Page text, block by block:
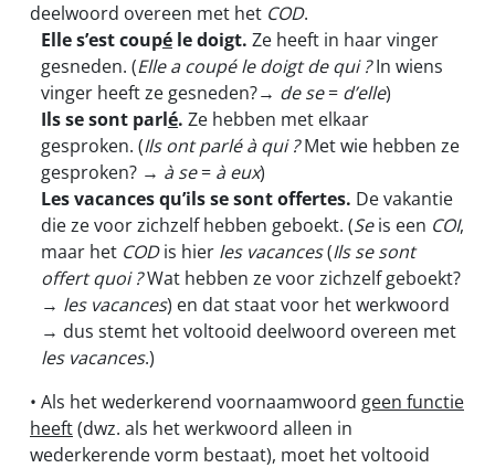
deelwoord overeen met het COD.
Elle s’est coupé le doigt. Ze heeft in haar vinger
gesneden. (Elle a coupé le doigt de qui ?In wiens
vinger heeft ze gesneden?→ de se= d’elle)
Ils se sont parlé. Ze hebben met elkaar
gesproken. (Ils ont parlé à qui ?Met wie hebben ze
gesproken? → à se= à eux)
Les vacances qu’ils se sont offertes. De vakantie
die ze voor zichzelf hebben geboekt. (Seis een COI,
maar het CODis hier les vacances(Ils se sont
offert quoi ?Wat hebben ze voor zichzelf geboekt?
→ les vacances) en dat staat voor het werkwoord
→ dus stemt het voltooid deelwoord overeen met
les vacances.)
• Als het wederkerend voornaamwoord geen functie
heeft(dwz. als het werkwoord alleen in
wederkerende vorm bestaat), moet het voltooid